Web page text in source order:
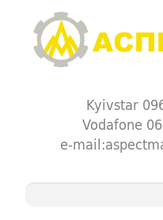
Kyivstar
Vodafone
e-